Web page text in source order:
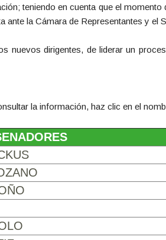
teniendo en cuenta que el
ante la Cámara de Representantes y el
nuevos dirigentes, de liderar un
la información, haz clic en el